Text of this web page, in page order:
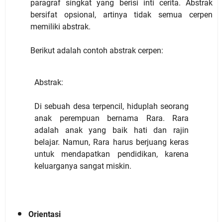
paragraf singkat yang berisi inti cerita. Abstrak
bersifat opsional, artinya tidak semua cerpen
memiliki abstrak.
Berikut adalah contoh abstrak cerpen:
Abstrak:
Di sebuah desa terpencil, hiduplah seorang
anak perempuan bernama Rara. Rara
adalah anak yang baik hati dan rajin
belajar. Namun, Rara harus berjuang keras
untuk mendapatkan pendidikan, karena
keluarganya sangat miskin.
Orientasi